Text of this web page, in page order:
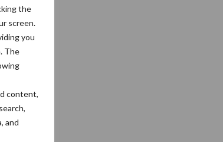
the
screen.
you
The
content,
and